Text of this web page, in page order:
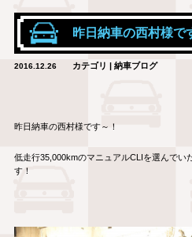
昨日納車の西村様で
2016.12.26 カテゴリ | 納車ブログ
昨日納車の西村様です～！
低走行35,000kmのマニュアルCLIを選んでい
す！